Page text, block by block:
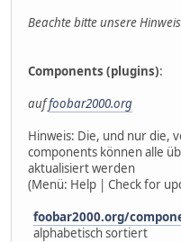
Beachte bitte unsere
Components (plugins):
auffoobar2000.org
Hinweis: Die, und nur die,
components können alle
aktualisiert werden
(Menü: Help | Check for
foobar2000.org/
alphabetisch sortiert